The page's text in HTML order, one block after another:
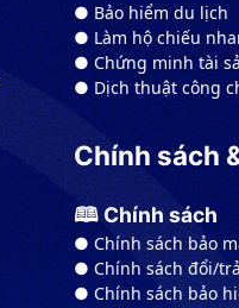
● Bảo hiểm du lịch
● Làm hộ chiếu
● Chứng minh tài
● Dịch thuật công
Chính sách
🕮 Chính sách
● Chính sách bảo
● Chính sách đổi/
● Chính sách bảo